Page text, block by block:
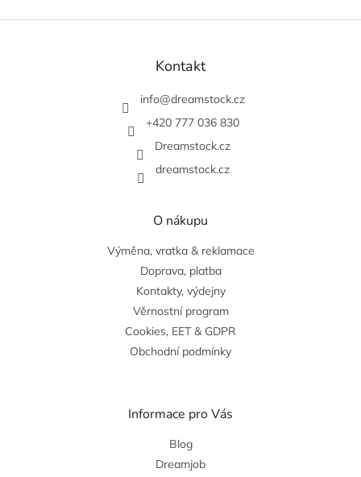
Z
Kontakt
info@dreamstock.cz
+420 777 036 830
Dreamstock.cz
dreamstock.cz
O nákupu
Výměna, vratka & reklamace
Doprava, platba
Kontakty, výdejny
Věrnostní program
Cookies, EET & GDPR
Obchodní podmínky
Informace pro Vás
Blog
Dreamjob